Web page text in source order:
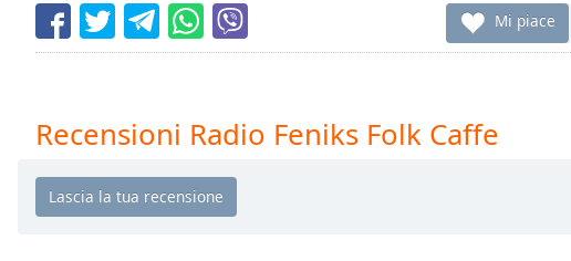
behind
LIVE
Remaining
Playback
Rate
Mi piace
Recensioni Radio Feniks Folk Caffe